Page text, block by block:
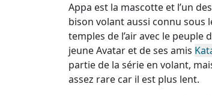
Appa est la mascotte et l’un
bison volant aussi connu sous
temples de l’air avec le peuple
jeune Avatar et de ses amis
partie de la série en volant,
assez rare car il est plus lent.